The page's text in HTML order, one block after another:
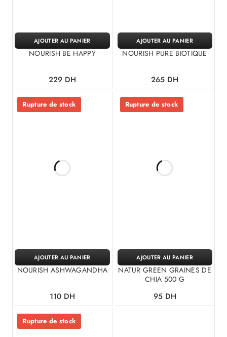
NOURISH BE HAPPY
229 DH
AJOUTER AU PANIER
NOURISH PURE BIOTIQUE
265 DH
AJOUTER AU PANIER
Rupture de stock
NOURISH ASHWAGANDHA
110 DH
AJOUTER AU PANIER
Rupture de stock
NATUR GREEN GRAINES DE
CHIA 500 G
95 DH
AJOUTER AU PANIER
Rupture de stock